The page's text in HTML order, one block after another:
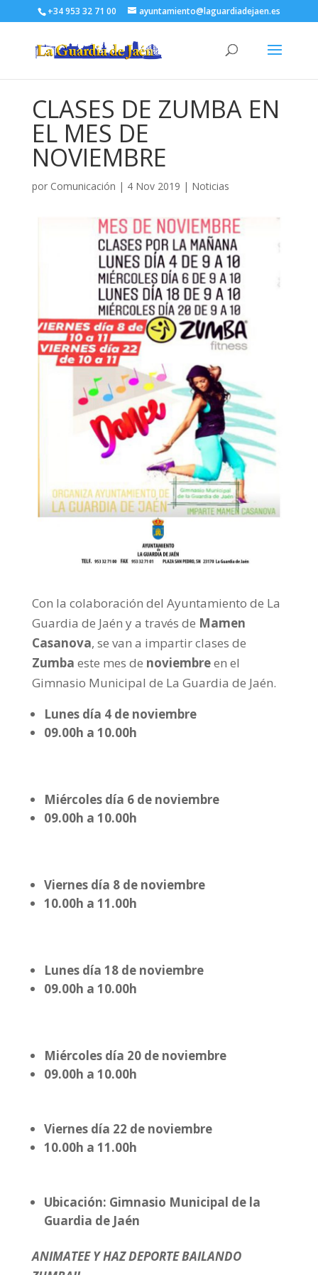
+34 953 32 71 00 ayuntamiento@laguardiadejaen.es
CLASES DE ZUMBA EN
EL MES DE
NOVIEMBRE
por Comunicación | 4 Nov 2019 | Noticias
Con la colaboración del Ayuntamiento de La
Guardia de Jaén y a través de Mamen
Casanova, se van a impartir clases de
Zumba este mes de noviembreen el
Gimnasio Municipal de La Guardia de Jaén.
Lunes día 4 de noviembre
09.00h a 10.00h
Miércoles día 6 de noviembre
09.00h a 10.00h
Viernes día 8 de noviembre
10.00h a 11.00h
Lunes día 18 de noviembre
09.00h a 10.00h
Miércoles día 20 de noviembre
09.00h a 10.00h
Viernes día 22 de noviembre
10.00h a 11.00h
Ubicación: Gimnasio Municipal de la
Guardia de Jaén
ANIMATEE Y HAZ DEPORTE BAILANDO